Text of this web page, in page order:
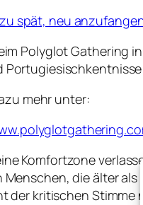
spät, neu
Polyglot Gathering
mehr unter:
Komfortzone
Menschen, die älter
der kritischen Stimme